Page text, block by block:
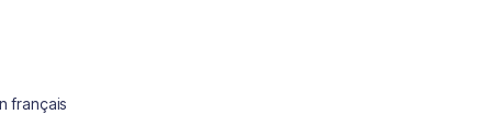
français